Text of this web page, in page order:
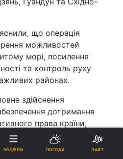
що операція
можливостей
морі, посилення
та контроль руху
районах.
здійснення
дотримання
права країни,
глибоководного
діяльності, а
РОЗДІЛИ ПОГОДА ЛАЙТ